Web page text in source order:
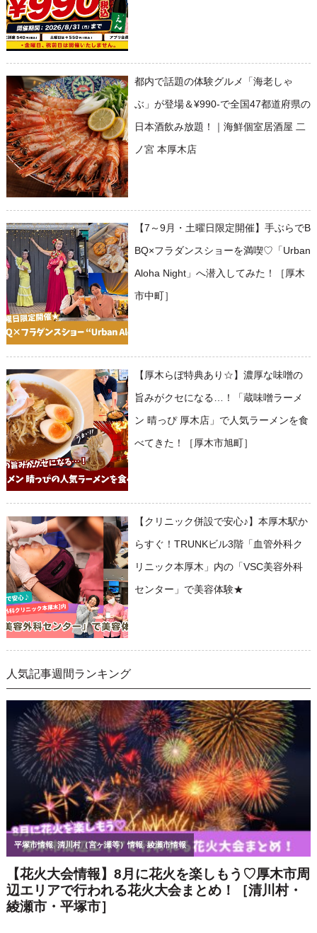
都内で話題の体験グルメ「海老しゃ
ぶ」が登場＆¥990-で全国47都道府県の
日本酒飲み放題！｜海鮮個室居酒屋 二
ノ宮 本厚木店
【7～9月・土曜日限定開催】手ぶらでB
BQ×フラダンスショーを満喫♡「Urban
Aloha Night」へ潜入してみた！［厚木
市中町］
【厚木らぼ特典あり☆】濃厚な味噌の
旨みがクセになる…！「蔵味噌ラーメ
ン 晴っぴ 厚木店」で人気ラーメンを食
べてきた！［厚木市旭町］
【クリニック併設で安心♪】本厚木駅か
らすぐ！TRUNKビル3階「血管外科ク
リニック本厚木」内の「VSC美容外科
センター」で美容体験★
人気記事週間ランキング